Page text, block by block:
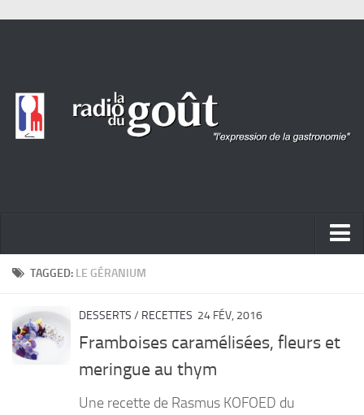
ACTUALITÉ
PORTRAITS
LIVRES
TAGGED: LE GÉRANIUM
DESSERTS / RECETTES 24 FÉV, 2016
Framboises caramélisées, fleurs et
meringue au thym
Une recette de Rasmus KOFOED du